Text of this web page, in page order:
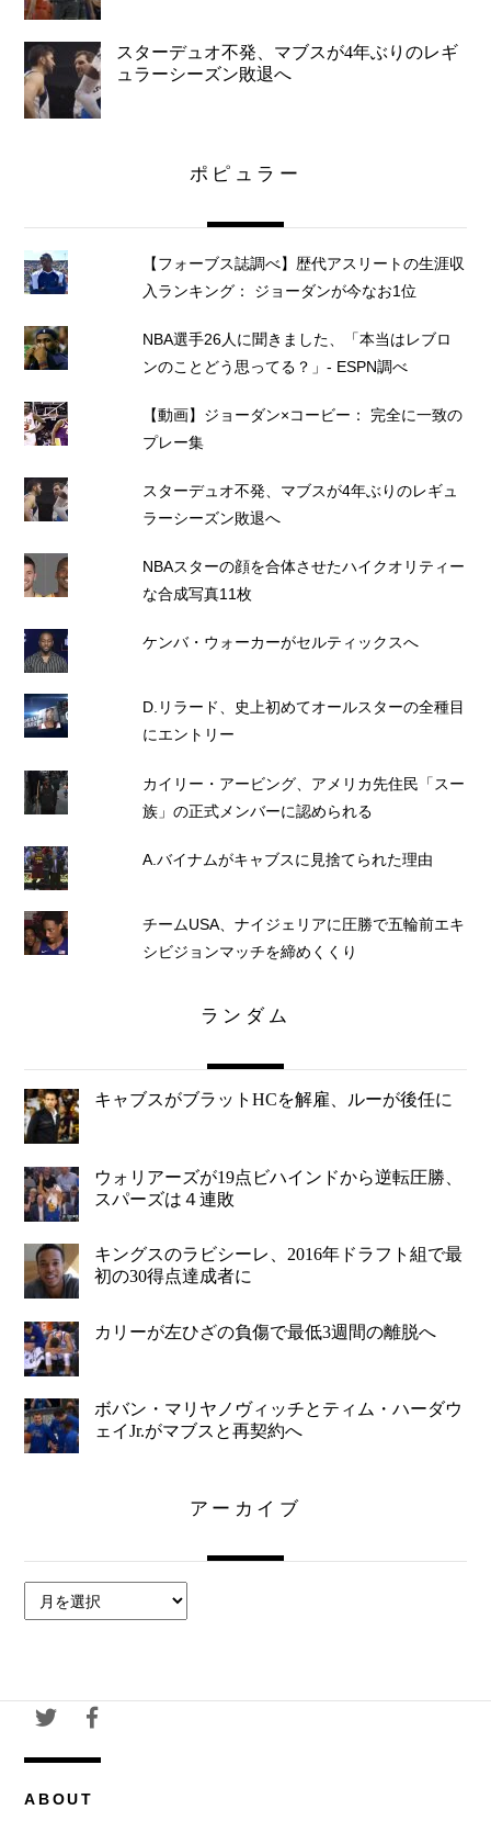
スターデュオ不発、マブスが4年ぶりのレギ
ュラーシーズン敗退へ
ポピュラー
【フォーブス誌調べ】歴代アスリートの生涯収
入ランキング： ジョーダンが今なお1位
NBA選手26人に聞きました、「本当はレブロ
ンのことどう思ってる？」- ESPN調べ
【動画】ジョーダン×コービー： 完全に一致の
プレー集
スターデュオ不発、マブスが4年ぶりのレギュ
ラーシーズン敗退へ
NBAスターの顔を合体させたハイクオリティー
な合成写真11枚
ケンバ・ウォーカーがセルティックスへ
D.リラード、史上初めてオールスターの全種目
にエントリー
カイリー・アービング、アメリカ先住民「スー
族」の正式メンバーに認められる
A.バイナムがキャブスに見捨てられた理由
チームUSA、ナイジェリアに圧勝で五輪前エキ
シビジョンマッチを締めくくり
ランダム
キャブスがブラットHCを解雇、ルーが後任に
ウォリアーズが19点ビハインドから逆転圧勝、
スパーズは４連敗
キングスのラビシーレ、2016年ドラフト組で最
初の30得点達成者に
カリーが左ひざの負傷で最低3週間の離脱へ
ボバン・マリヤノヴィッチとティム・ハーダウ
ェイJr.がマブスと再契約へ
アーカイブ
ー
ブ
ABOUT